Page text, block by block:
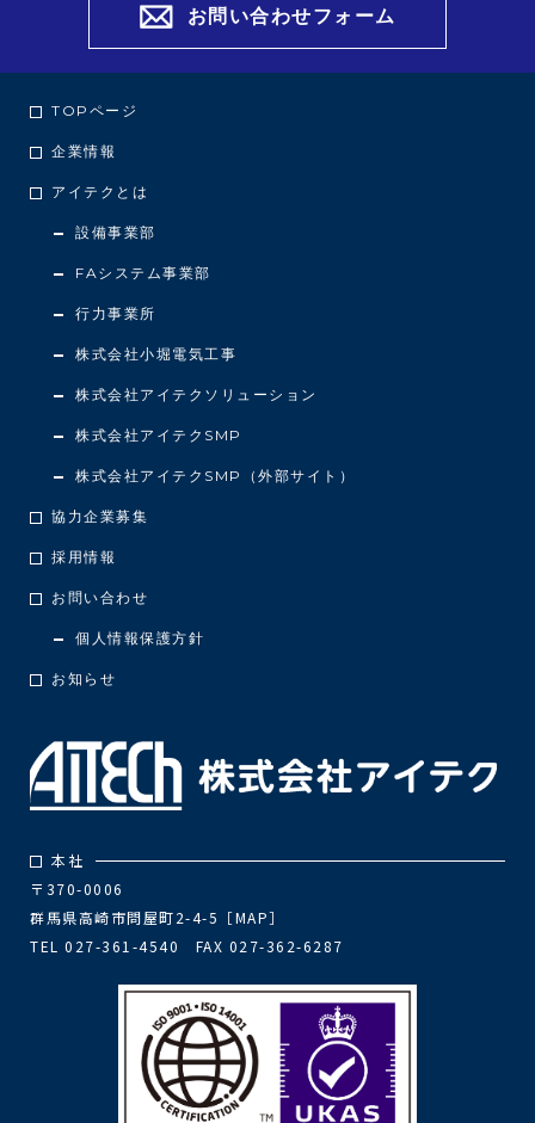
お問い合わせフォーム
TOPページ
企業情報
アイテクとは
設備事業部
FAシステム事業部
行力事業所
株式会社小堀電気工事
株式会社アイテクソリューション
株式会社アイテクSMP
株式会社アイテクSMP（外部サイト）
協力企業募集
採用情報
お問い合わせ
個人情報保護方針
お知らせ
本社
〒370-0006
群馬県高崎市問屋町2-4-5［MAP］
TEL 027-361-4540 FAX 027-362-6287